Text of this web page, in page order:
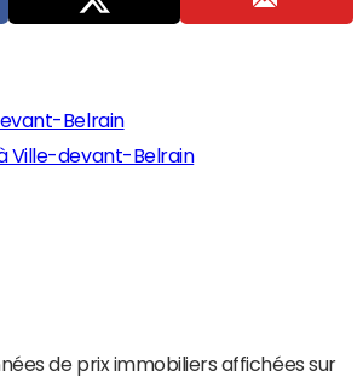
Belrain
Ville-devant-Belrain
de prix immobiliers affichées sur